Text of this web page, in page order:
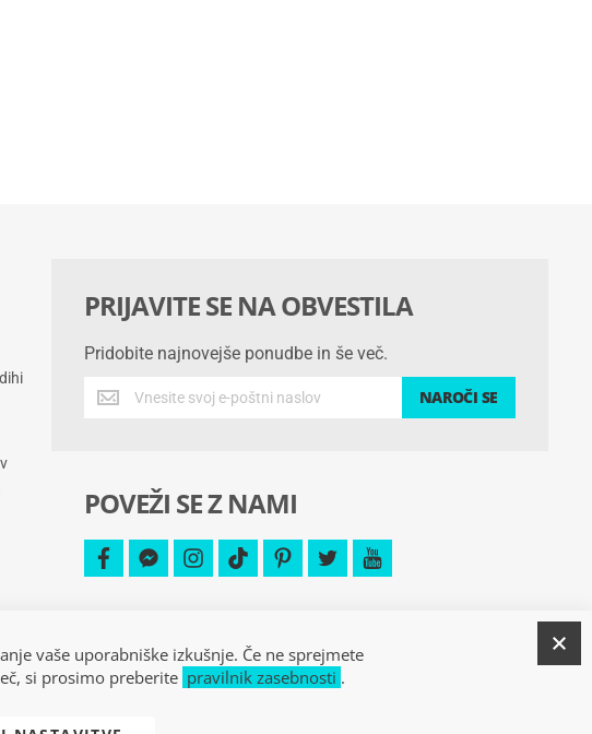
PRIJAVITE SE NA OBVESTILA
Pridobite najnovejše ponudbe in še več.
Pridobite
najnovejše
več.
NAROČI SE
POVEŽI SE Z NAMI
facebookfacebook-
messenger
instagram
tiktokpinterest
twitteryoutube
vaše uporabniške izkušnje. Če ne sprejmete
si prosimo preberite pravilnik zasebnosti .